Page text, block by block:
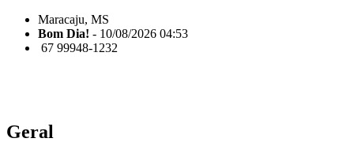
Maracaju, MS
Bom Dia! - 10/08/2026 04:53
67 99948-1232
Geral